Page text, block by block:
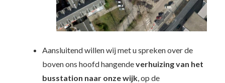
Aansluitend willen wij met u spreken over de
boven ons hoofd hangendeverhuizing van het
busstation naar onze wijk, op de